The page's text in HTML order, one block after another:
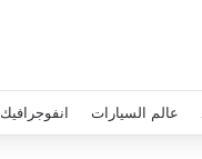
عالم السيارات انفوجرافيك